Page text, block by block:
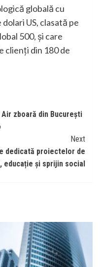
globală cu
US, clasată pe
500, și care
clienți din 180 de
Air zboară din București
Next
dedicată proiectelor de
educație și sprijin social